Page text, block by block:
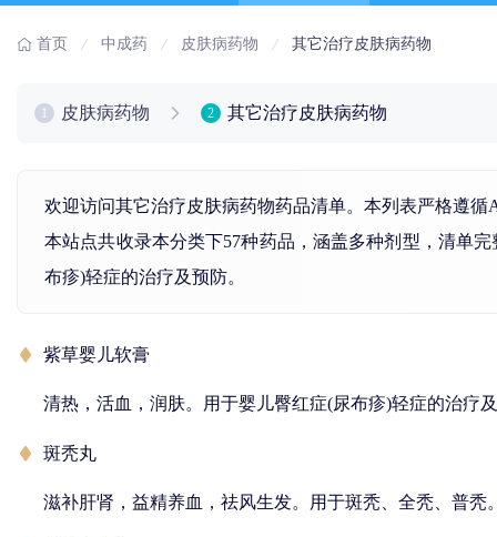
首页 中成药 皮肤病药物 其它治疗皮肤病药物
皮肤病药物 2 其它治疗皮肤病药物
欢迎访问其它治疗皮肤病药物药品清单。本列表严格遵
本站点共收录本分类下57种药品，涵盖多种剂型，清单
布疹)轻症的治疗及预防。
紫草婴儿软膏
清热，活血，润肤。用于婴儿臀红症(尿布疹)轻症的治疗
斑秃丸
滋补肝肾，益精养血，祛风生发。用于斑秃、全秃、普秃